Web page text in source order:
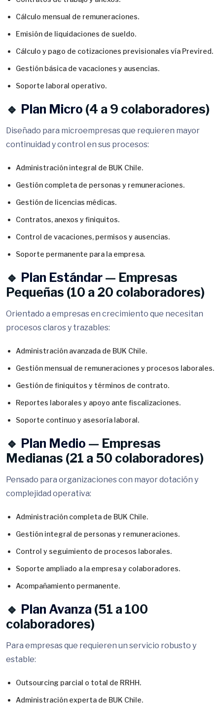
Cálculo mensual de remuneraciones.
Emisión de liquidaciones de sueldo.
Cálculo y pago de cotizaciones previsionales vía Previred.
Gestión básica de vacaciones y ausencias.
Soporte laboral operativo.
🔹 Plan Micro (4 a 9 colaboradores)
Diseñado para microempresas que requieren mayor
continuidad y control en sus procesos:
Administración integral de BUK Chile.
Gestión completa de personas y remuneraciones.
Gestión de licencias médicas.
Contratos, anexos y finiquitos.
Control de vacaciones, permisos y ausencias.
Soporte permanente para la empresa.
🔹 Plan Estándar — Empresas
Pequeñas (10 a 20 colaboradores)
Orientado a empresas en crecimiento que necesitan
procesos claros y trazables:
Administración avanzada de BUK Chile.
Gestión mensual de remuneraciones y procesos laborales.
Gestión de finiquitos y términos de contrato.
Reportes laborales y apoyo ante fiscalizaciones.
Soporte continuo y asesoría laboral.
🔹 Plan Medio — Empresas
Medianas (21 a 50 colaboradores)
Pensado para organizaciones con mayor dotación y
complejidad operativa:
Administración completa de BUK Chile.
Gestión integral de personas y remuneraciones.
Control y seguimiento de procesos laborales.
Soporte ampliado a la empresa y colaboradores.
Acompañamiento permanente.
🔹 Plan Avanza (51 a 100
colaboradores)
Para empresas que requieren un servicio robusto y
estable:
Outsourcing parcial o total de RRHH.
Administración experta de BUK Chile.